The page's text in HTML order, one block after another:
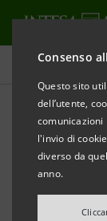
Consenso
Questo sito
dell’utente,
comunicazioni
l'invio di
diverso da
anno.
Newsroom
Studi
STAMPA